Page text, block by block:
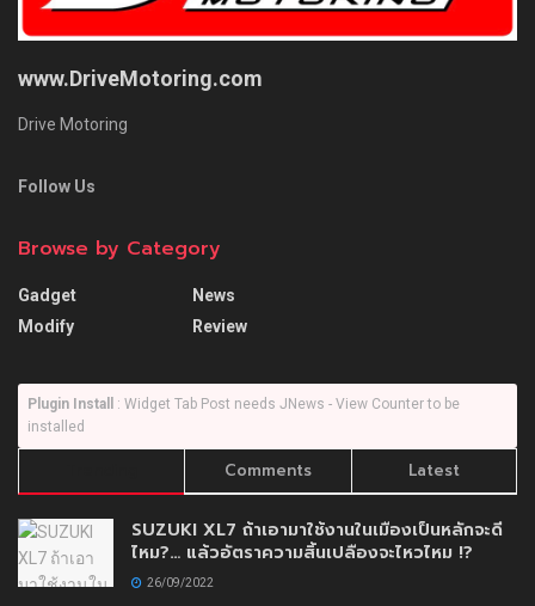
www.DriveMotoring.com
Drive Motoring
Follow Us
Browse by Category
Gadget
Modify
News
Review
Plugin Install
: Widget Tab Post needs JNews - View Counter to be
installed
Comments Latest
SUZUKI XL7 ถ้าเอามาใช้งานในเมืองเป็นหลักจะดี
ไหม?… แล้วอัตราความสิ้นเปลืองจะไหวไหม !?
26/09/2022